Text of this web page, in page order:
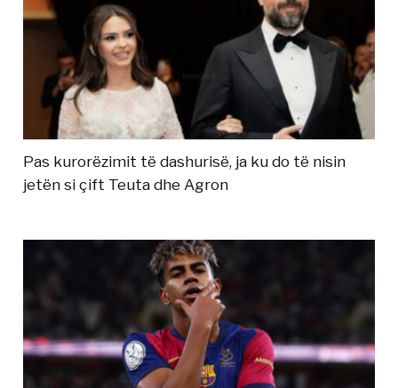
Pas kurorëzimit të dashurisë, ja ku do të nisin
jetën si çift Teuta dhe Agron